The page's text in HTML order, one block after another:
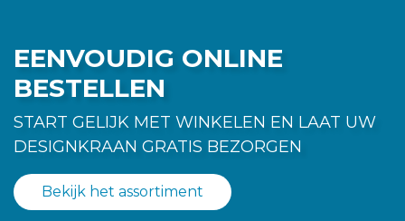
EENVOUDIG ONLINE
BESTELLEN
START GELIJK MET WINKELEN EN LAAT UW
DESIGNKRAAN GRATIS BEZORGEN
Bekijk het assortiment